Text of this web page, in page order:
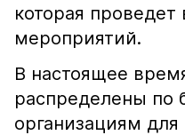
которая проведет
мероприятий.
В настоящее
распределены по
организациям